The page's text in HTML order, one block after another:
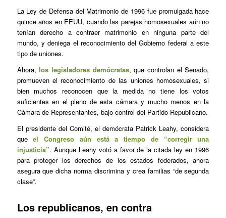
La Ley de Defensa del Matrimonio de 1996 fue promulgada hace
quince años en EEUU, cuando las parejas homosexuales aún no
tenían derecho a contraer matrimonio en ninguna parte del
mundo, y deniega el reconocimiento del Gobierno federal a este
tipo de uniones.
Ahora,los legisladores demócratas, que controlan el Senado,
promueven el reconocimiento de las uniones homosexuales, si
bien muchos reconocen que la medida no tiene los votos
suficientes en el pleno de esta cámara y mucho menos en la
Cámara de Representantes, bajo control del Partido Republicano.
El presidente del Comité, el demócrata Patrick Leahy, considera
queel Congreso aún está a tiempo de “corregir una
injusticia”. Aunque Leahy votó a favor de la citada ley en 1996
para proteger los derechos de los estados federados, ahora
asegura que dicha norma discrimina y crea familias “de segunda
clase”.
Los republicanos, en contra